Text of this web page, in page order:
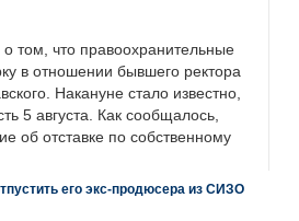
том, что правоохранительные
в отношении бывшего ректора
Накануне стало известно,
5 августа. Как сообщалось,
об отставке по собственному
его экс-продюсера из СИЗО